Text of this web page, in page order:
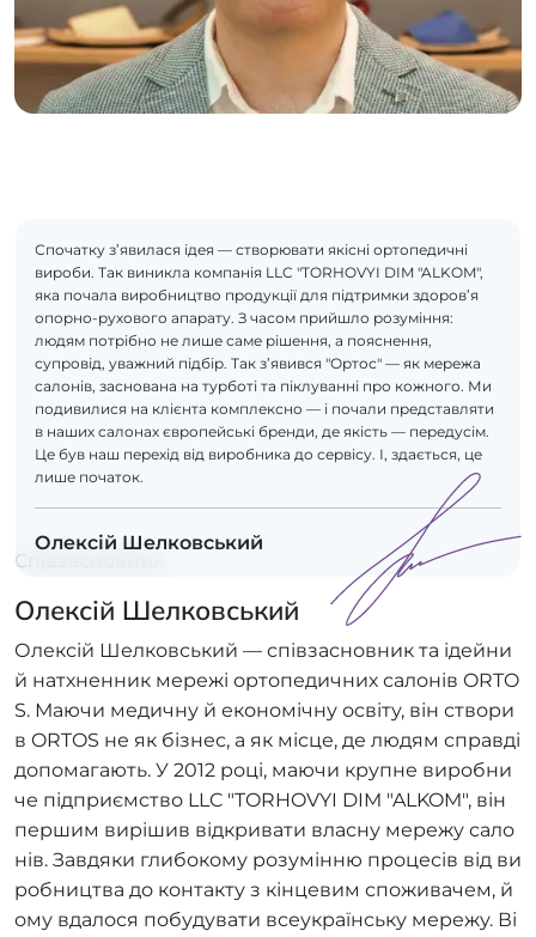
Спочатку з’явилася ідея — створювати якісні ортопедичні
вироби. Так виникла компанія LLC "TORHOVYI DIM "ALKOM",
яка почала виробництво продукції для підтримки здоров’я
опорно-рухового апарату. З часом прийшло розуміння:
людям потрібно не лише саме рішення, а пояснення,
супровід, уважний підбір. Так з’явився "Ортос" — як мережа
салонів, заснована на турботі та піклуванні про кожного. Ми
подивилися на клієнта комплексно — і почали представляти
в наших салонах європейські бренди, де якість — передусім.
Це був наш перехід від виробника до сервісу. І, здається, це
лише початок.
Олексій Шелковський
Співзасновник
Олексій Шелковський
Олексій Шелковський — співзасновник та ідейни
й натхненник мережі ортопедичних салонів ORTO
S. Маючи медичну й економічну освіту, він створи
в ORTOS не як бізнес, а як місце, де людям справді
допомагають. У 2012 році, маючи крупне виробни
че підприємство LLC "TORHOVYI DIM "ALKOM", він
першим вирішив відкривати власну мережу сало
нів. Завдяки глибокому розумінню процесів від ви
робництва до контакту з кінцевим споживачем, й
ому вдалося побудувати всеукраїнську мережу. Ві